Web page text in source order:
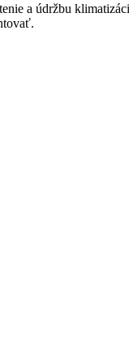
a údržbu